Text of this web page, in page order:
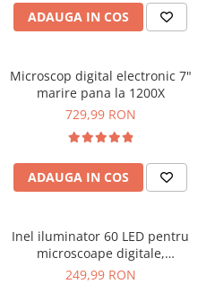
Clesti Autoblocanti
Surubelnite Simple
Surubelnite Electrician 1000V
Seturi de Surubelnite
Foarfeca Electrician
Chei Fixe
Chei Reglabile
Chei Combinate
MVAVA
RASPBERRY PI
SCHRACK TECHNIK
SUNKKO
SONOFF
TERMOPASTY
ADAUGA IN COS
Microscop digital electronic 7"
marire pana la 1200X
729,99 RON
ADAUGA IN COS
Inel iluminator 60 LED pentru
microscoape digitale,
diametru maxim 45mm
249,99 RON